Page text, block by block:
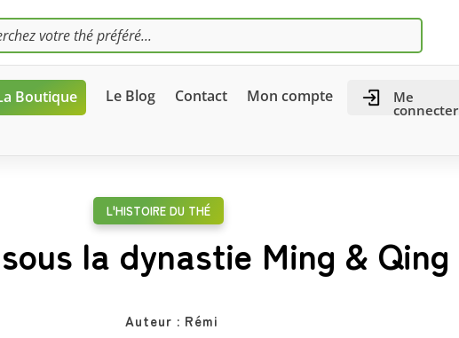
Boutique Le Blog Contact
Mon compte
Me
connecter
L'HISTOIRE DU THÉ
la dynastie Ming & Qing
Auteur : Rémi